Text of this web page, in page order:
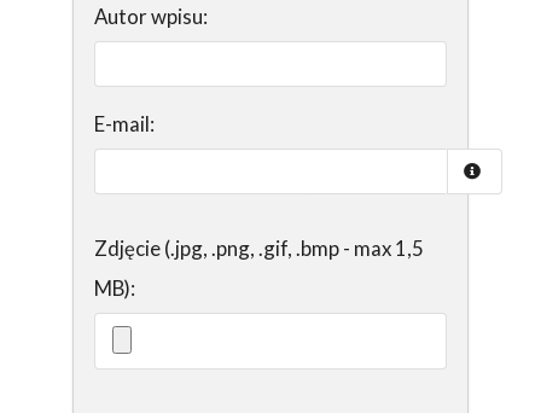
Autor wpisu:
E-mail:
Zdjęcie (.jpg, .png, .gif, .bmp - max 1,5
MB):